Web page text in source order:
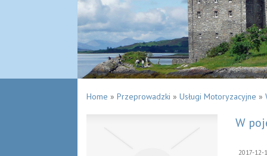
Home » Przeprowadzki » Usługi Motoryzacyjne »
W
2017-12-